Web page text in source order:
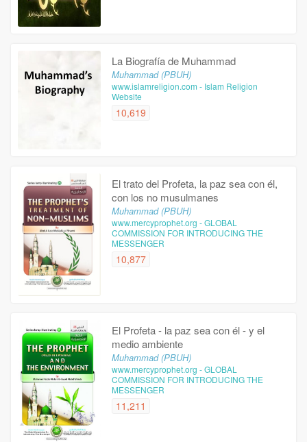
La Biografía de Muhammad
Muhammad (PBUH)
www.islamreligion.com - Islam Religion
Website
10,619
El trato del Profeta, la paz sea con él,
con los no musulmanes
Muhammad (PBUH)
www.mercyprophet.org - GLOBAL
COMMISSION FOR INTRODUCING THE
MESSENGER
10,877
El Profeta - la paz sea con él - y el
medio ambiente
Muhammad (PBUH)
www.mercyprophet.org - GLOBAL
COMMISSION FOR INTRODUCING THE
MESSENGER
11,211